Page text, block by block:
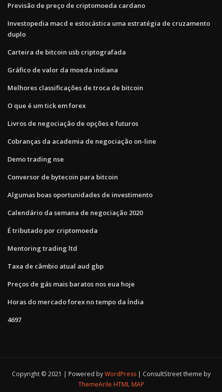
Previsão de preço de criptomoeda cardano
Investopedia macd e estocástica uma estratégia de cruzamento
duplo
Carteira de bitcoin usb criptografada
Gráfico de valor da moeda indiana
Melhores classificações de troca de bitcoin
O que é um tick em forex
Livros de negociação de opções e futuros
Cobranças da academia de negociação on-line
Demo trading nse
Conversor de bytecoin para bitcoin
Algumas boas oportunidades de investimento
Calendário da semana de negociação 2020
É tributado por criptomoeda
Mentoring trading ltd
Taxa de câmbio atual aud gbp
Preços de gás mais baratos nos eua hoje
Horas do mercado forex no tempo da Índia
4697
Copyright © 2021 | Powered byWordPress
ConsultStreet theme by
ThemeArile HTML MAP